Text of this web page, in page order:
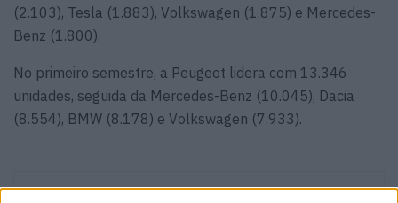
(2.103), Tesla (1.883), Volkswagen (1.875) e Mercedes-
Benz (1.800).
No primeiro semestre, a Peugeot lidera com 13.346
unidades, seguida da Mercedes-Benz (10.045), Dacia
(8.554), BMW (8.178) e Volkswagen (7.933).